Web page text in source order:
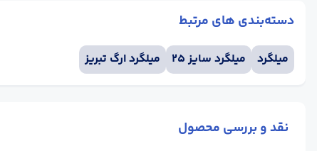
دسته‌بندی های مرتبط
میلگرد میلگرد سایز 25 میلگرد ارگ تبریز
نقد و بررسی محصول